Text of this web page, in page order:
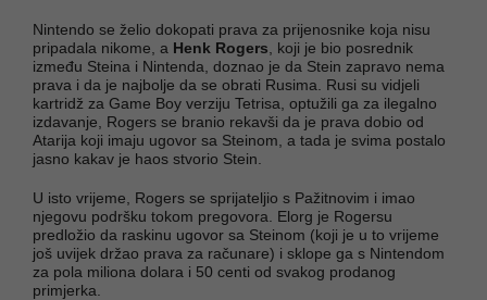
Nintendo se želio dokopati prava za prijenosnike koja nisu
pripadala nikome, a Henk Rogers , koji je bio posrednik
između Steina i Nintenda, doznao je da Stein zapravo nema
prava i da je najbolje da se obrati Rusima. Rusi su vidjeli
kartridž za Game Boy verziju Tetrisa, optužili ga za ilegalno
izdavanje, Rogers se branio rekavši da je prava dobio od
Atarija koji imaju ugovor sa Steinom, a tada je svima postalo
jasno kakav je haos stvorio Stein.
U isto vrijeme, Rogers se sprijateljio s Pažitnovim i imao
njegovu podršku tokom pregovora. Elorg je Rogersu
predložio da raskinu ugovor sa Steinom (koji je u to vrijeme
još uvijek držao prava za računare) i sklope ga s Nintendom
za pola miliona dolara i 50 centi od svakog prodanog
primjerka.